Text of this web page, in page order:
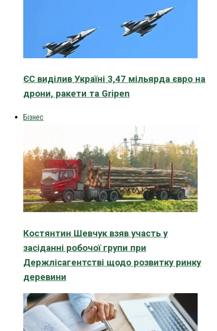
ЄС виділив Україні 3,47 мільярда євро на
дрони, ракети та Gripen
Бізнес
Костянтин Шевчук взяв участь у
засіданні робочої групи при
Держлісагентстві щодо розвитку ринку
деревини